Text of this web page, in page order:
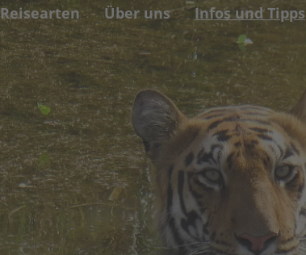
Reisearten Über uns Infos und Tipps